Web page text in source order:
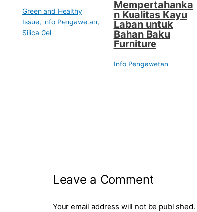
Green and Healthy
Issue, Info Pengawetan,
Silica Gel
Mempertahanka
n Kualitas Kayu
Laban untuk
Bahan Baku
Furniture
Info Pengawetan
Leave a Comment
Your email address will not be published.